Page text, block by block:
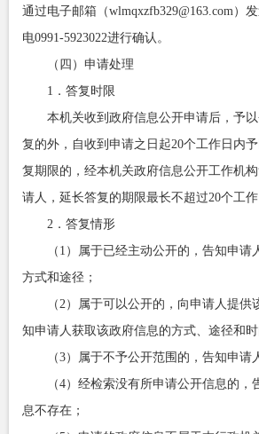
通过电子邮箱（wlmqxzfb329@163.com）
电0991-5923022进行确认。
（四）申请处理
1．答复时限
本机关收到政府信息公开申请后，予
复的外，自收到申请之日起20个工作日内
复期限的，经本机关政府信息公开工作机
请人，延长答复的期限最长不超过20个工作
2．答复情形
（1）属于已经主动公开的，告知申请
方式和途径；
（2）属于可以公开的，向申请人提供
知申请人获取该政府信息的方式、途径和时
（3）属于不予公开范围的，告知申请
（4）经检索没有所申请公开信息的，
息不存在；